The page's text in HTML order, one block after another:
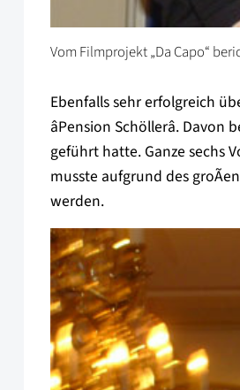
Vom Filmprojekt „Da Capo“
Ebenfalls sehr erfolgreich
âPension Schöllerâ.
geführt hatte. Ganze sechs
musste aufgrund des
werden.